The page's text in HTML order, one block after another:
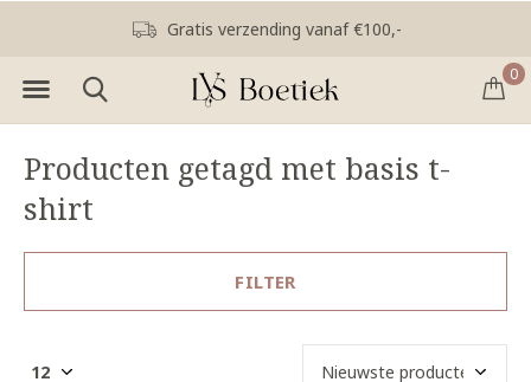
0
Gratis verzending vanaf €100,-
Producten getagd met basis t-
shirt
FILTER